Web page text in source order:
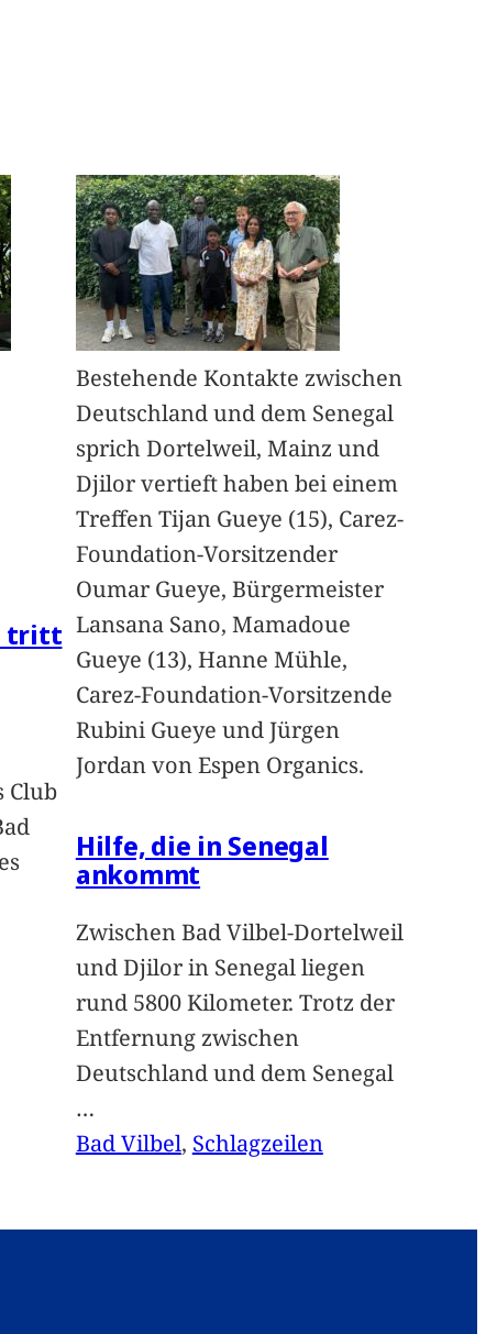
tritt
Club
Bestehende Kontakte zwischen
Deutschland und dem Senegal
sprich Dortelweil, Mainz und
Djilor vertieft haben bei einem
Treffen Tijan Gueye (15), Carez-
Foundation-Vorsitzender
Oumar Gueye, Bürgermeister
Lansana Sano, Mamadoue
Gueye (13), Hanne Mühle,
Carez-Foundation-Vorsitzende
Rubini Gueye und Jürgen
Jordan von Espen Organics.
Hilfe, die in Senegal
ankommt
Zwischen Bad Vilbel-Dortelweil
und Djilor in Senegal liegen
rund 5800 Kilometer. Trotz der
Entfernung zwischen
Deutschland und dem Senegal
…
Bad Vilbel, Schlagzeilen